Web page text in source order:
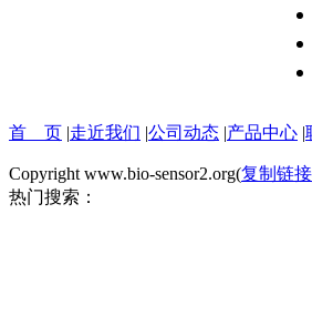
首 页 |走近我们 |公司动态 |产品中心 |
Copyright www.bio-sensor2.org(复制链接
热门搜索：